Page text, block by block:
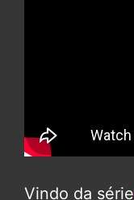
Vindo da série